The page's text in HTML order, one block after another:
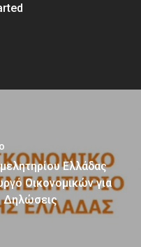
Ελλάδας
Οικονομικών για
Δηλώσεις